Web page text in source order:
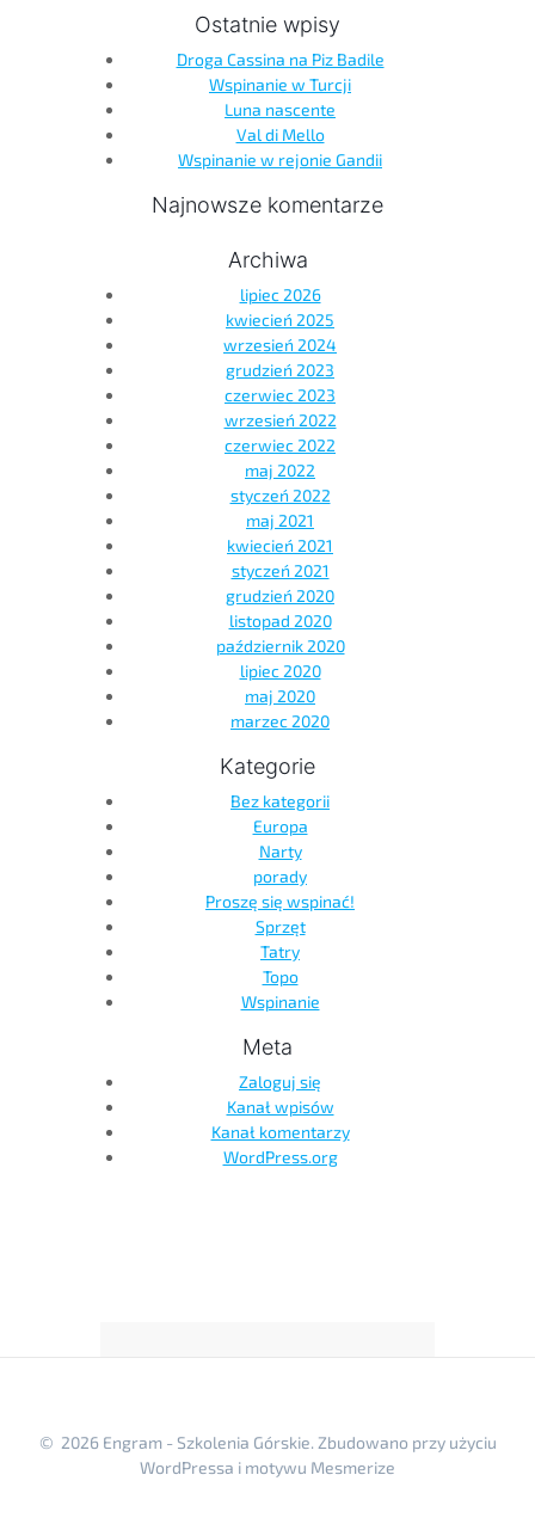
Ostatnie wpisy
Droga Cassina na Piz Badile
Wspinanie w Turcji
Luna nascente
Val di Mello
Wspinanie w rejonie Gandii
Najnowsze komentarze
Archiwa
lipiec 2026
kwiecień 2025
wrzesień 2024
grudzień 2023
czerwiec 2023
wrzesień 2022
czerwiec 2022
maj 2022
styczeń 2022
maj 2021
kwiecień 2021
styczeń 2021
grudzień 2020
listopad 2020
październik 2020
lipiec 2020
maj 2020
marzec 2020
Kategorie
Bez kategorii
Europa
Narty
porady
Proszę się wspinać!
Sprzęt
Tatry
Topo
Wspinanie
Meta
Zaloguj się
Kanał wpisów
Kanał komentarzy
WordPress.org
© 2026 Engram - Szkolenia Górskie. Zbudowano przy użyciu
WordPressa i motywu Mesmerize